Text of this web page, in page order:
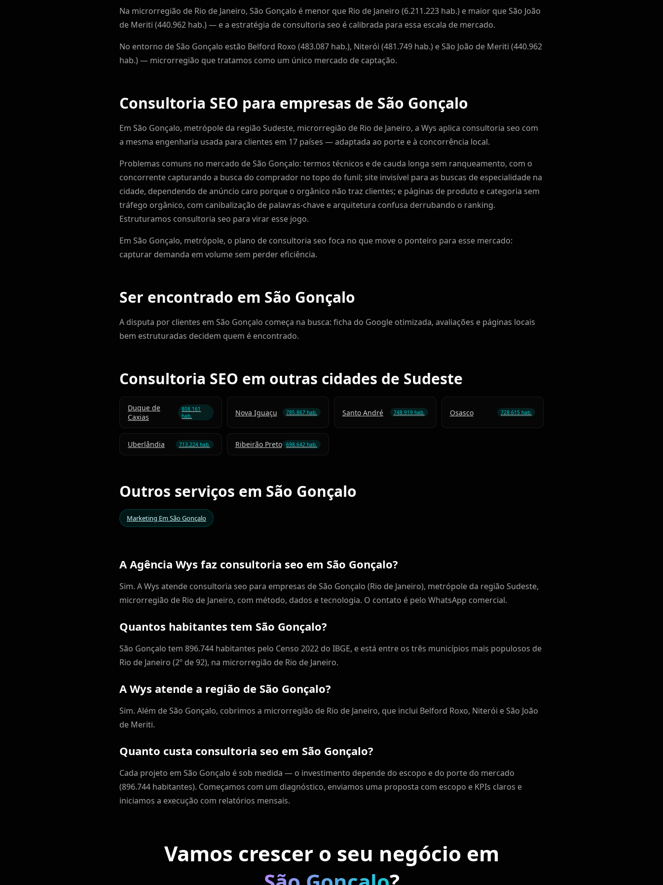
Na microrregião de Rio de Janeiro, São Gonçalo é menor que Rio de Janeiro (6.211.223 hab.) e maior que São João
de Meriti (440.962 hab.) — e a estratégia de consultoria seo é calibrada para essa escala de mercado.
No entorno de São Gonçalo estão Belford Roxo (483.087 hab.), Niterói (481.749 hab.) e São João de Meriti (440.962
hab.) — microrregião que tratamos como um único mercado de captação.
Consultoria SEO para empresas de São Gonçalo
Em São Gonçalo, metrópole da região Sudeste, microrregião de Rio de Janeiro, a Wys aplica consultoria seo com
a mesma engenharia usada para clientes em 17 países — adaptada ao porte e à concorrência local.
Problemas comuns no mercado de São Gonçalo: termos técnicos e de cauda longa sem ranqueamento, com o
concorrente capturando a busca do comprador no topo do funil; site invisível para as buscas de especialidade na
cidade, dependendo de anúncio caro porque o orgânico não traz clientes; e páginas de produto e categoria sem
tráfego orgânico, com canibalização de palavras-chave e arquitetura confusa derrubando o ranking.
Estruturamos consultoria seo para virar esse jogo.
Em São Gonçalo, metrópole, o plano de consultoria seo foca no que move o ponteiro para esse mercado:
capturar demanda em volume sem perder eficiência.
Ser encontrado em São Gonçalo
A disputa por clientes em São Gonçalo começa na busca: ficha do Google otimizada, avaliações e páginas locais
bem estruturadas decidem quem é encontrado.
Consultoria SEO em outras cidades de Sudeste
Duque de
Caxias
808.161
hab.
Nova Iguaçu 785.867 hab. Santo André 748.919 hab. Osasco 728.615 hab.
Uberlândia 713.224 hab. Ribeirão Preto 698.642 hab.
Outros serviços em São Gonçalo
Marketing Em São Gonçalo
A Agência Wys faz consultoria seo em São Gonçalo?
Sim. A Wys atende consultoria seo para empresas de São Gonçalo (Rio de Janeiro), metrópole da região Sudeste,
microrregião de Rio de Janeiro, com método, dados e tecnologia. O contato é pelo WhatsApp comercial.
Quantos habitantes tem São Gonçalo?
São Gonçalo tem 896.744 habitantes pelo Censo 2022 do IBGE, e está entre os três municípios mais populosos de
Rio de Janeiro (2º de 92), na microrregião de Rio de Janeiro.
A Wys atende a região de São Gonçalo?
Sim. Além de São Gonçalo, cobrimos a microrregião de Rio de Janeiro, que inclui Belford Roxo, Niterói e São João
de Meriti.
Quanto custa consultoria seo em São Gonçalo?
Cada projeto em São Gonçalo é sob medida — o investimento depende do escopo e do porte do mercado
(896.744 habitantes). Começamos com um diagnóstico, enviamos uma proposta com escopo e KPIs claros e
iniciamos a execução com relatórios mensais.
Vamos crescer o seu negócio em